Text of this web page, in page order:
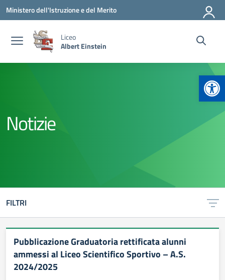
Vai ai contenuti
Vai al menu di navigazione
Vai al footer
Ministero dell'Istruzione e del Merito
Liceo
Albert Einstein
Notizie
FILTRI
Pubblicazione Graduatoria rettificata alunni
ammessi al Liceo Scientifico Sportivo – A.S.
2024/2025